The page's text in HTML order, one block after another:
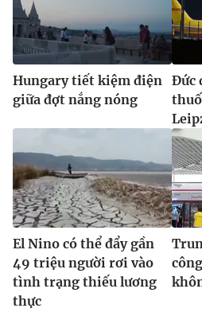
Hungary tiết kiệm điện
giữa đợt nắng nóng
Đức
El Nino có thể đẩy gần
49 triệu người rơi vào
tình trạng thiếu lương
thực